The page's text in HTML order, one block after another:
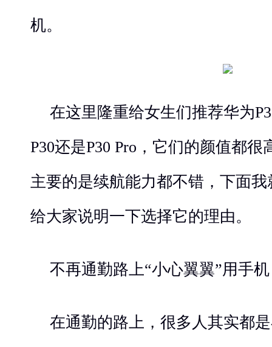
机。
在这里隆重给女生们推荐华为
P30还是P30 Pro，它们的颜值都
主要的是续航能力都不错，下面我
给大家说明一下选择它的理由。
不再通勤路上“小心翼翼”用手机
在通勤的路上，很多人其实都